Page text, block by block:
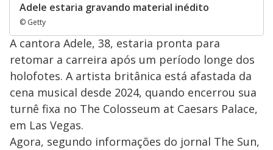
Adele estaria gravando material inédito
© Getty
A cantora Adele, 38, estaria pronta para
retomar a carreira após um período longe dos
holofotes. A artista britânica está afastada da
cena musical desde 2024, quando encerrou sua
turnê fixa no The Colosseum at Caesars Palace,
em Las Vegas.
Agora, segundo informações do jornal The Sun,